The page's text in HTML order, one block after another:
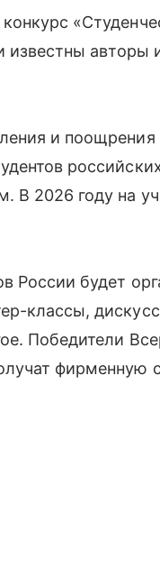
известны
и
В 2026 году на
России будет
классы,
Победители
фирменную